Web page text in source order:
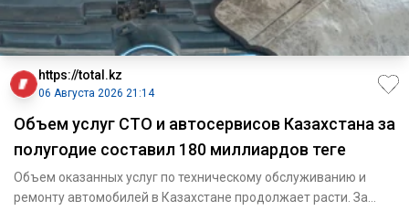
https://total.kz
06 Августа 2026 21:14
Объем услуг СТО и автосервисов Казахстана за
полугодие составил 180 миллиардов теңге
Объем оказанных услуг по техническому обслуживанию и
ремонту автомобилей в Казахстане продолжает расти. За